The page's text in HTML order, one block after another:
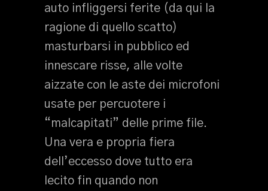
auto infliggersi ferite (da qui la
ragione di quello scatto)
masturbarsi in pubblico ed
innescare risse, alle volte
aizzate con le aste dei microfoni
usate per percuotere i
“malcapitati” delle prime file.
Una vera e propria fiera
dell’eccesso dove tutto era
lecito fin quando non